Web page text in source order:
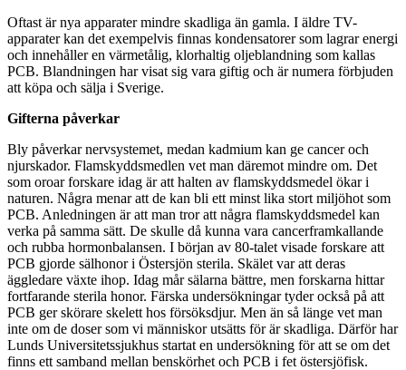
Oftast är nya apparater mindre skadliga än gamla. I äldre TV-
apparater kan det exempelvis finnas kondensatorer som lagrar energi
och innehåller en värmetålig, klorhaltig oljeblandning som kallas
PCB. Blandningen har visat sig vara giftig och är numera förbjuden
att köpa och sälja i Sverige.
Gifterna påverkar
Bly påverkar nervsystemet, medan kadmium kan ge cancer och
njurskador. Flamskyddsmedlen vet man däremot mindre om. Det
som oroar forskare idag är att halten av flamskyddsmedel ökar i
naturen. Några menar att de kan bli ett minst lika stort miljöhot som
PCB. Anledningen är att man tror att några flamskyddsmedel kan
verka på samma sätt. De skulle då kunna vara cancerframkallande
och rubba hormonbalansen. I början av 80-talet visade forskare att
PCB gjorde sälhonor i Östersjön sterila. Skälet var att deras
äggledare växte ihop. Idag mår sälarna bättre, men forskarna hittar
fortfarande sterila honor. Färska undersökningar tyder också på att
PCB ger skörare skelett hos försöksdjur. Men än så länge vet man
inte om de doser som vi människor utsätts för är skadliga. Därför har
Lunds Universitetssjukhus startat en undersökning för att se om det
finns ett samband mellan benskörhet och PCB i fet östersjöfisk.